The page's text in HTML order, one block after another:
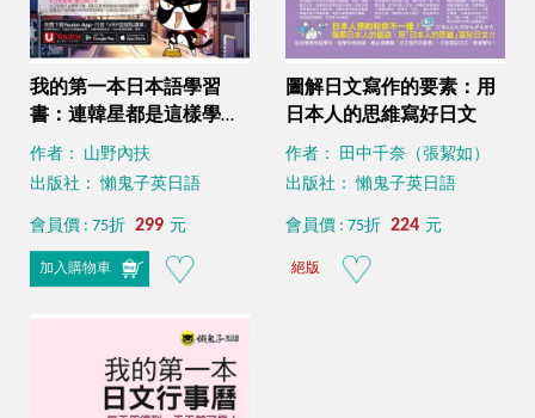
我的第一本日本語學習
書：連韓星都是這樣學日
文【虛擬點讀筆版】（附
贈「Youtor App」內含
作者： 山野內扶
出版社： 懶鬼子英日語
會員價 : 75折 299 元
加入購物車
圖解日文寫作的要素：用
日本人的思維寫好日文
作者： 田中千奈（張絜如）
出版社： 懶鬼子英日語
會員價 : 75折 224 元
絕版